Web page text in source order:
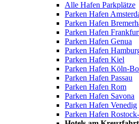
Alle Hafen Parkplätze
Parken Hafen
Parken Hafen
Parken Hafen
Parken Hafen Genua
Parken Hafen
Parken Hafen Kiel
Parken Hafen Köln-
Parken Hafen Passau
Parken Hafen Rom
Parken Hafen Savona
Parken Hafen Venedig
Parken Hafen